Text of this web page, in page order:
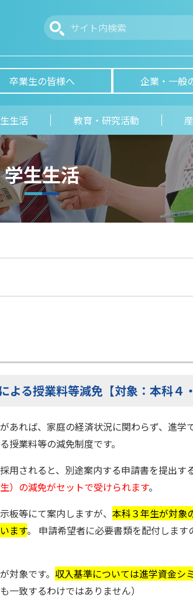
卒業生の皆様へ 企業・一般
生活 教育・研究活動
学生生活
る授業料等減免【対象：本科４
あれば、家庭の経済状況に関わらず、進
授業料等の減免制度です。
用されると、別途案内する申請書を提出す
）の減免がセットで受けられます。
板等にて案内しますが、 本科３年生が対象
ます。 申請希望者に必要書類を配付しま
対象です。 収入基準については進学資金シ
一致するわけではありません）